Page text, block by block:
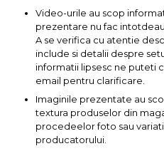
Video-urile au scop
prezentare nu fac
A se verifica cu atentie
include si detalii despre
informatii lipsesc ne puteti
email pentru clarificare.
Imaginile prezentate au
textura produselor din
procedeelor foto sau
producatorului.